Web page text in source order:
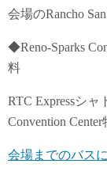
会場のRancho
◆Reno-Sparks
料
RTC Expressシャ
Convention
会場までのバス